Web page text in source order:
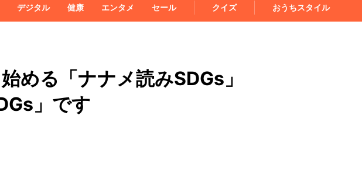
デジタル 健康 エンタメ セール クイズ おうちスタイル
める「ナナメ読みSDGs」
」です